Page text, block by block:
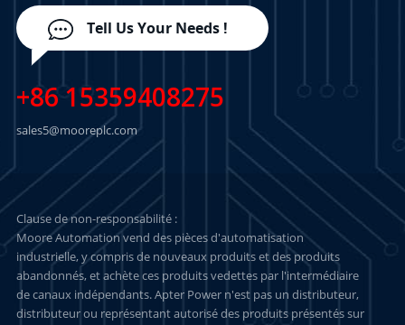
Tell Us Your Needs !
+86 15359408275
sales5@mooreplc.com
Clause de non-responsabilité :
Moore Automation vend des pièces d'automatisation
industrielle, y compris de nouveaux produits et des produits
abandonnés, et achète ces produits vedettes par l'intermédiaire
de canaux indépendants. Apter Power n'est pas un distributeur,
distributeur ou représentant autorisé des produits présentés sur